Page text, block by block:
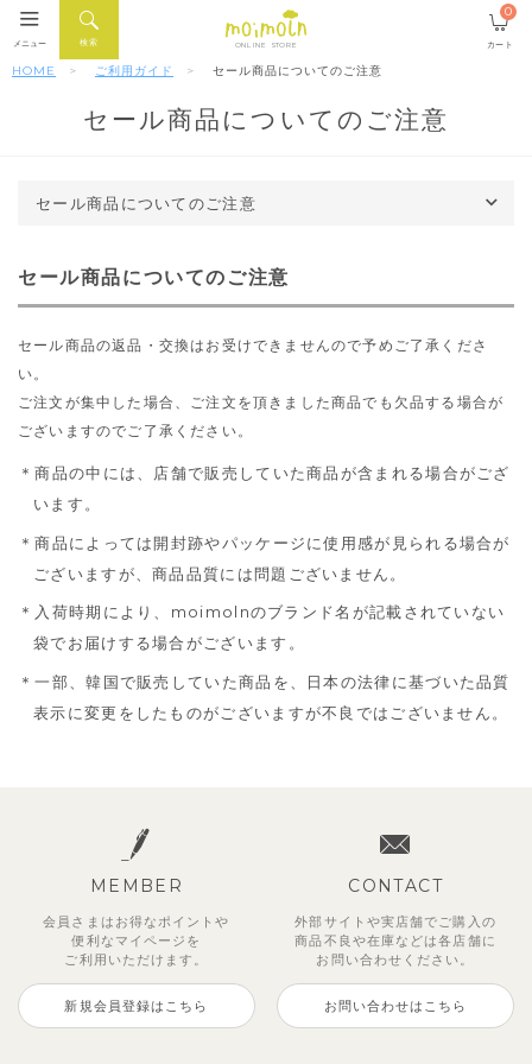
ONLINE STORE
検索
メニュー カート
0
HOME ご利用ガイド セール商品についてのご注意
セール商品についてのご注意
セール商品についてのご注意
セール商品についてのご注意
セール商品の返品・交換はお受けできませんので予めご了承くださ
い。
ご注文が集中した場合、ご注文を頂きました商品でも欠品する場合が
ございますのでご了承ください。
商品の中には、店舗で販売していた商品が含まれる場合がござ
います。
商品によっては開封跡やパッケージに使用感が見られる場合が
ございますが、商品品質には問題ございません。
入荷時期により、moimolnのブランド名が記載されていない
袋でお届けする場合がございます。
一部、韓国で販売していた商品を、日本の法律に基づいた品質
表示に変更をしたものがございますが不良ではございません。
MEMBER
会員さまはお得なポイントや
便利な マイページを
ご利用いただけます。
新規会員登録はこちら
CONTACT
外部サイトや実店舗でご購入の
商品不良や在庫などは各店舗に
お問い合わせください。
お問い合わせはこちら